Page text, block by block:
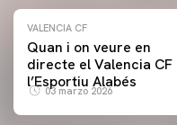
VALENCIA CF
Quan i on veure en
directe el Valencia CF
l’Esportiu Alabés
03 marzo 2026